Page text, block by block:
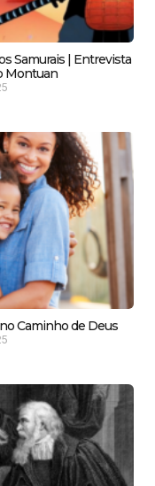
Samurais | Entrevista
Montuan
Caminho de Deus